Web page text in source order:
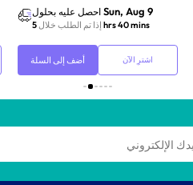
احصل عليه بحلول Sun, Aug 9
إذا تم الطلب خلال 5 hrs 40 mins
أضف إلى السلة اشترِ الآن